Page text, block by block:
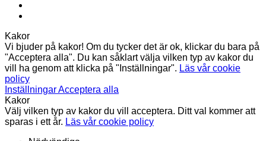
Kakor
Vi bjuder på kakor! Om du tycker det är ok, klickar du bara på
"Acceptera alla". Du kan såklart välja vilken typ av kakor du
vill ha genom att klicka på "Inställningar". Läs vår cookie
policy
InställningarAcceptera alla
Kakor
Välj vilken typ av kakor du vill acceptera. Ditt val kommer att
sparas i ett år. Läs vår cookie policy